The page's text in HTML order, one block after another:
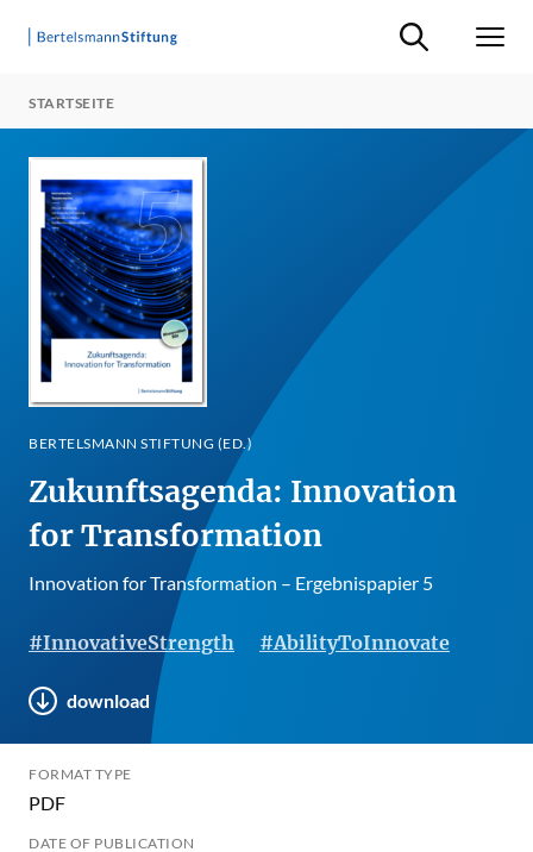
Suche ein-/
STARTSEITE
BERTELSMANN STIFTUNG (ED.)
Zukunftsagenda: Innovation
for Transformation
Innovation for Transformation – Ergebnispapier 5
#InnovativeStrength #AbilityToInnovate
download
FORMAT TYPE
PDF
DATE OF PUBLICATION